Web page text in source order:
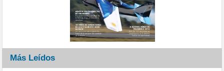
Más Leídos